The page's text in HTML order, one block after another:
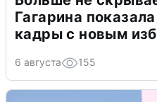
Гагарина
кадры с новым
6 августа 155